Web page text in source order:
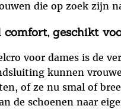
die op zoek zijn
geschikt
voor dames is de
kunnen
of ze nu smal of
de schoenen naar